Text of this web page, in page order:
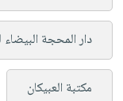
دار المحجة البيضاء
مكتبة العبيكان